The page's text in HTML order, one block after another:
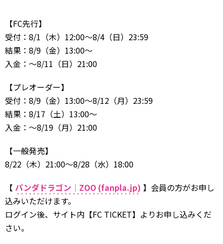
【FC先行】
受付：8/1（木）12:00～8/4（日）23:59
結果：8/9（金）13:00～
入金：～8/11（日）21:00
【プレオーダー】
受付：8/9（金）13:00～8/12（月）23:59
結果：8/17（土）13:00～
入金：～8/19（月）21:00
【一般発売】
8/22（木）21:00～8/28（水）18:00
【 パンダドラゴン｜ZOO (fanpla.jp) 】会員の方がお申し
込みいただけます。
ログイン後、サイト内【FC TICKET】よりお申し込みくだ
さい。